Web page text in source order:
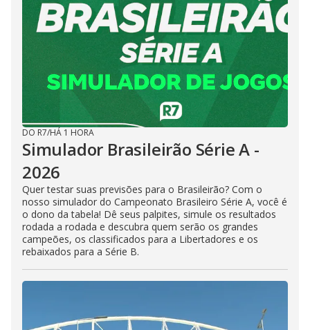
DO R7/HÁ 1 HORA
Simulador Brasileirão Série A -
2026
Quer testar suas previsões para o Brasileirão? Com o
nosso simulador do Campeonato Brasileiro Série A, você é
o dono da tabela! Dê seus palpites, simule os resultados
rodada a rodada e descubra quem serão os grandes
campeões, os classificados para a Libertadores e os
rebaixados para a Série B.